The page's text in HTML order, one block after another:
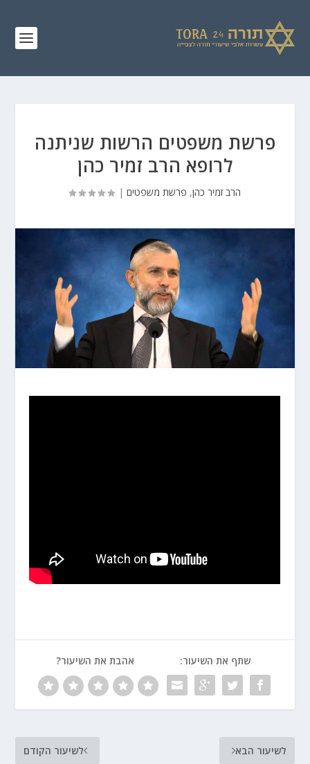
פרשת משפטים הרשות שניתנה
לרופא הרב זמיר כהן
הרב זמיר כהן, פרשת משפטים |
שתף את השיעור: אהבת את השיעור?
לשיעור הקודם לשיעור הבא